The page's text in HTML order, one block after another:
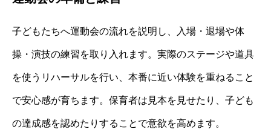
子どもたちへ運動会の流れを説明し、入場・退場や体
操・演技の練習を取り入れます。実際のステージや道具
を使うリハーサルを行い、本番に近い体験を重ねること
で安心感が育ちます。保育者は見本を見せたり、子ども
の達成感を認めたりすることで意欲を高めます。